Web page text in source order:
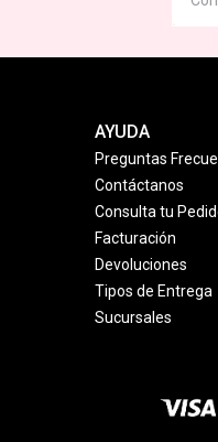
AYUDA
Preguntas
Contáctanos
Consulta tu
Facturación
Devoluciones
Tipos de Entrega
Sucursales